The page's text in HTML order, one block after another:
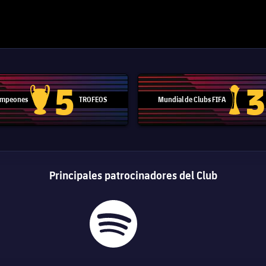
Trofeo de la Liga de Campeones
5 TROFEOS Mundial de Clubs FIFA
Trofeo del
3
Principales patrocinadores del Club